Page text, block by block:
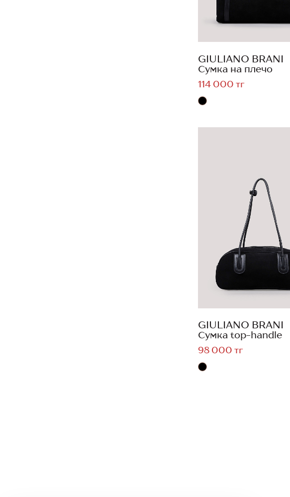
GIULIANO BRANI
Сумка на плечо
114 000 тг
GIULIANO BRANI
Сумка top-handle
98 000 тг